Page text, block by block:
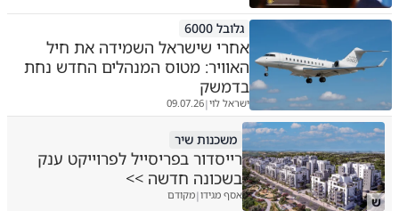
גלובל 6000
אחרי שישראל השמידה את חיל
האוויר: מטוס המנהלים החדש נחת
בדמשק
ישראל לוי|
09.07.26
ש
משכנות שיר
רייסדור בפריסייל לפרוייקט ענק
בשכונה חדשה >>
אסף מגידו|מקודם